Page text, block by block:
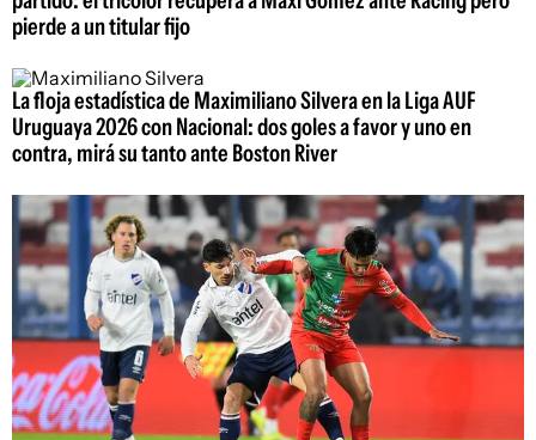
pierde a un titular fijo
La floja estadística de Maximiliano Silvera en la Liga AUF
Uruguaya 2026 con Nacional: dos goles a favor y uno en
contra, mirá su tanto ante Boston River